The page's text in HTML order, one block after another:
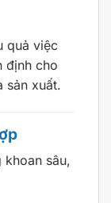
quả việc
định cho
sản xuất.
sâu,